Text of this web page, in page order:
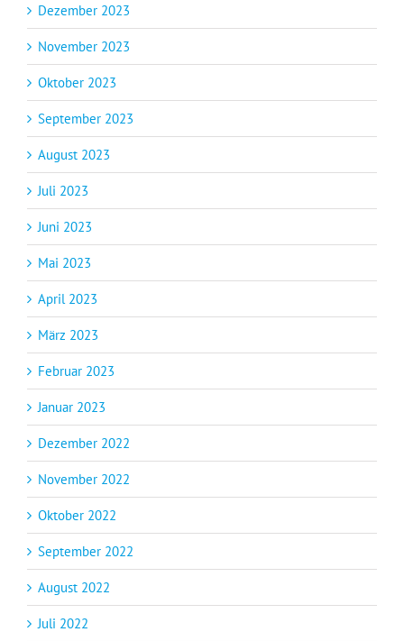
Dezember 2023
November 2023
Oktober 2023
September 2023
August 2023
Juli 2023
Juni 2023
Mai 2023
April 2023
März 2023
Februar 2023
Januar 2023
Dezember 2022
November 2022
Oktober 2022
September 2022
August 2022
Juli 2022